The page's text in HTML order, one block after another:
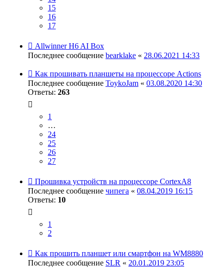
15
16
17
Allwinner H6 AI Box
Последнее сообщение bearklake « 28.06.2021 14:33
Как прошивать планшеты на процессоре Actions
Последнее сообщение ToykoJam « 03.08.2020 14:30
Ответы: 263
1
…
24
25
26
27
Прошивка устройств на процессоре CortexA8
Последнее сообщение чипега « 08.04.2019 16:15
Ответы: 10
1
2
Как прошить планшет или смартфон на WM8880
Последнее сообщение SLR « 20.01.2019 23:05